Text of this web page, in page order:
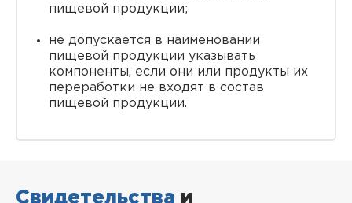
пищевой продукции;
не допускается в наименовании
пищевой продукции указывать
компоненты, если они или продукты их
переработки не входят в состав
пищевой продукции.
Свидетельства и